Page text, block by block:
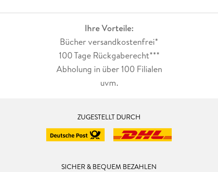
Ihre Vorteile:
Bücher versandkostenfrei*
100 Tage Rückgaberecht***
Abholung in über 100 Filialen
uvm.
ZUGESTELLT DURCH
SICHER & BEQUEM BEZAHLEN